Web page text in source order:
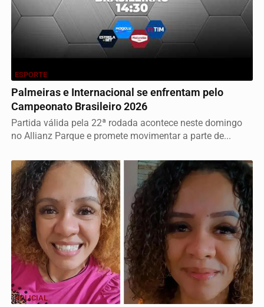
ESPORTE
Palmeiras e Internacional se enfrentam pelo
Campeonato Brasileiro 2026
Partida válida pela 22ª rodada acontece neste domingo
no Allianz Parque e promete movimentar a parte de...
POLICIAL